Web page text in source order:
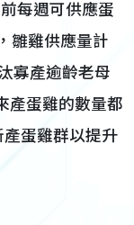
每週可供應蛋
雛雞供應量計
寡產逾齡老母
產蛋雞的數量都
蛋雞群以提升